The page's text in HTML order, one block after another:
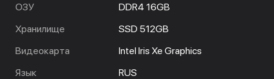
ОЗУ
DDR4 16GB
Хранилище
SSD 512GB
Видеокарта
Intel Iris Xe Graphics
Язык
RUS